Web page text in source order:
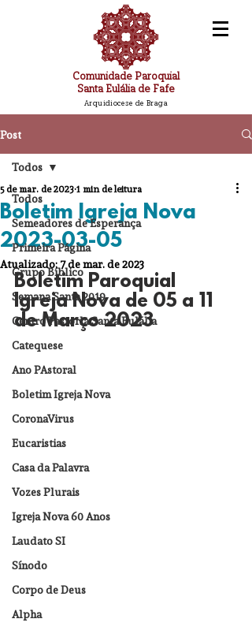
Comunidade Paroquial
Santa Eulália de Fafe
Arquidiocese de Braga
Post
Todos
Semeadores de Esperança
Primeira Página
Grupo Bíblico
Semana Santa 2019
Centro Pastorla Santa Eulália
Catequese
Ano PAstoral
Boletim Igreja Nova
CoronaVirus
Eucaristias
Casa da Palavra
Vozes Plurais
Igreja Nova 60 Anos
Laudato SI
Sínodo
Corpo de Deus
Alpha
Todos
Boletim Igreja Nova
2023-03-05
5 de mar. de 2023 1 min de leitura
Atualizado:7 de mar. de 2023
Boletim Paroquial
Igreja Nova de 05 a 11
de Março 2023